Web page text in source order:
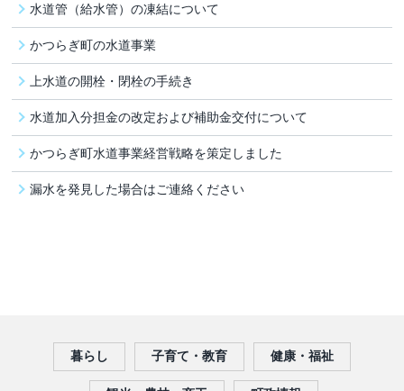
水道管（給水管）の凍結について
かつらぎ町の水道事業
上水道の開栓・閉栓の手続き
水道加入分担金の改定および補助金交付について
かつらぎ町水道事業経営戦略を策定しました
漏水を発見した場合はご連絡ください
暮らし 子育て・教育 健康・福祉